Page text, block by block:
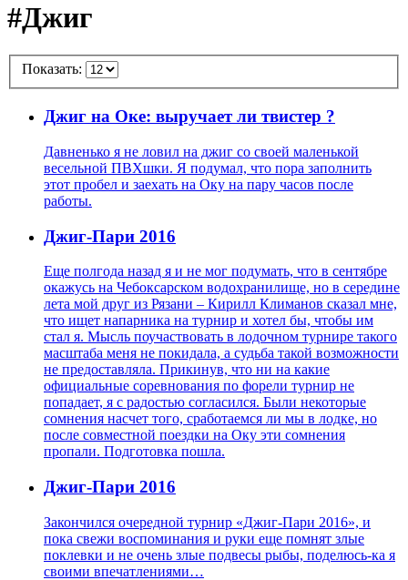
#Джиг
Показать:
Джиг на Оке: выручает ли твистер ?
Давненько я не ловил на джиг со своей маленькой
весельной ПВХшки. Я подумал, что пора заполнить
этот пробел и заехать на Оку на пару часов после
работы.
Джиг-Пари 2016
Еще полгода назад я и не мог подумать, что в сентябре
окажусь на Чебоксарском водохранилище, но в середине
лета мой друг из Рязани – Кирилл Климанов сказал мне,
что ищет напарника на турнир и хотел бы, чтобы им
стал я. Мысль поучаствовать в лодочном турнире такого
масштаба меня не покидала, а судьба такой возможности
не предоставляла. Прикинув, что ни на какие
официальные соревнования по форели турнир не
попадает, я с радостью согласился. Были некоторые
сомнения насчет того, сработаемся ли мы в лодке, но
после совместной поездки на Оку эти сомнения
пропали. Подготовка пошла.
Джиг-Пари 2016
Закончился очередной турнир «Джиг-Пари 2016», и
пока свежи воспоминания и руки еще помнят злые
поклевки и не очень злые подвесы рыбы, поделюсь-ка я
своими впечатлениями…